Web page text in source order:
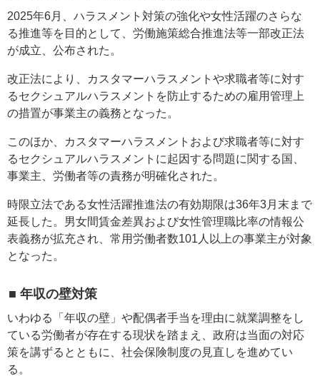
2025年6月、ハラスメント対策の強化や女性活躍のさらな
る推進等を目的として、労働施策総合推進法等一部改正法
が成立、公布された。
改正法により、カスタマーハラスメントや求職者等に対す
るセクシュアルハラスメントを防止するための雇用管理上
の措置が事業主の義務となった。
このほか、カスタマーハラスメントおよび求職者等に対す
るセクシュアルハラスメントに起因する問題に関する国、
事業主、労働者等の責務が明確化された。
時限立法である女性活躍推進法の有効期限は36年3月末まで
延長した。男女間賃金差異および女性管理職比率の情報公
表義務が拡充され、常用労働者数101人以上の事業主が対象
となった。
■ 年収の壁対策
いわゆる「年収の壁」や配偶者手当を理由に就業調整をし
ている労働者が存在する現状を踏まえ、政府は当面の対応
策を講ずるとともに、社会保険制度の見直しを進めてい
る。